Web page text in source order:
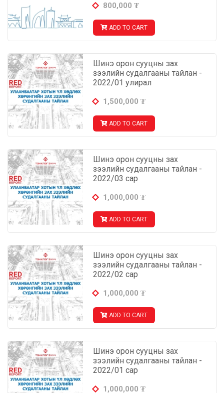
800,000 ₮
ADD TO CART
Шинэ орон сууцны зах
зээлийн судалгааны тайлан -
2022/01 улирал
1,500,000 ₮
ADD TO CART
Шинэ орон сууцны зах
зээлийн судалгааны тайлан -
2022/03 сар
1,000,000 ₮
ADD TO CART
Шинэ орон сууцны зах
зээлийн судалгааны тайлан -
2022/02 сар
1,000,000 ₮
ADD TO CART
Шинэ орон сууцны зах
зээлийн судалгааны тайлан -
2022/01 сар
1,000,000 ₮